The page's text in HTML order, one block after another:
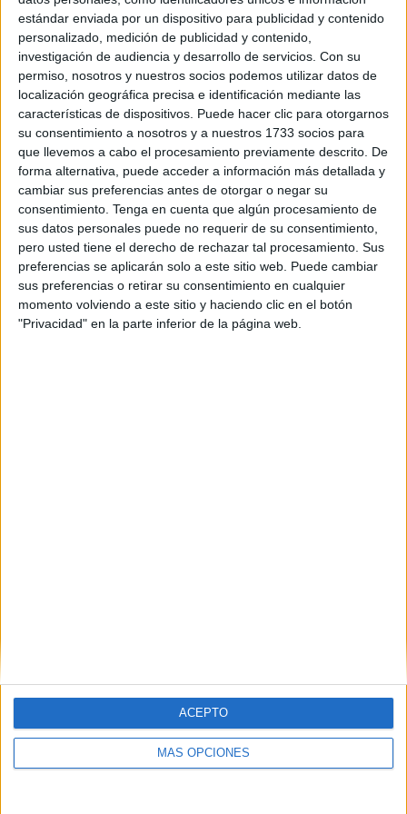
estándar enviada por un dispositivo para publicidad y contenido
personalizado, medición de publicidad y contenido,
investigación de audiencia y desarrollo de servicios. Con su
permiso, nosotros y nuestros socios podemos utilizar datos de
localización geográfica precisa e identificación mediante las
características de dispositivos. Puede hacer clic para otorgarnos
su consentimiento a nosotros y a nuestros 1733 socios para
que llevemos a cabo el procesamiento previamente descrito. De
forma alternativa, puede acceder a información más detallada y
cambiar sus preferencias antes de otorgar o negar su
consentimiento. Tenga en cuenta que algún procesamiento de
sus datos personales puede no requerir de su consentimiento,
pero usted tiene el derecho de rechazar tal procesamiento. Sus
preferencias se aplicarán solo a este sitio web. Puede cambiar
sus preferencias o retirar su consentimiento en cualquier
momento volviendo a este sitio y haciendo clic en el botón
"Privacidad" en la parte inferior de la página web.
MÁS OPCIONES
ACEPTO
El Tiro de Pichón acoge el segundo concurso
de silvestrismo del 2022
POR JUAN CARLOS SÁNCHEZ 10/04/2022 0
El Faro+Deportivo | Manuel Báez: "Gracias a
Defensa podremos tener unas instalaciones"
POR J. CARLOS SÁNCHEZ 29/03/2022 0
El Tiro de Pichón acoge el primer torneo de
silvestrismo del 2022
POR JUAN CARLOS SÁNCHEZ 27/03/2022 0
El Covid deja paso al silvestrismo
POR JUAN CARLOS SÁNCHEZ 25/03/2022 0
La Federación de Caza consigue la creación
de un campo de tiro al plato